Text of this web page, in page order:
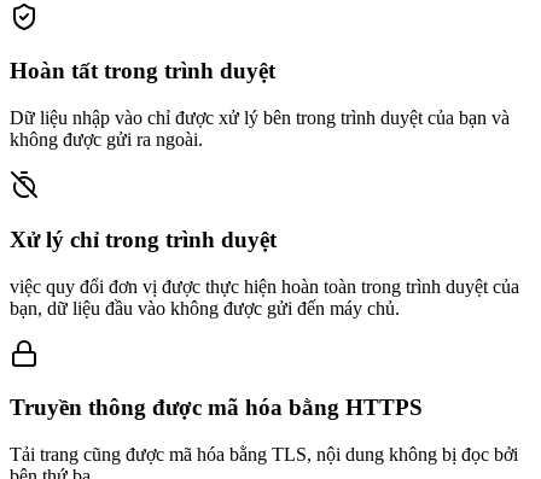
Hoàn tất trong trình duyệt
Dữ liệu nhập vào chỉ được xử lý bên trong trình duyệt của bạn và
không được gửi ra ngoài.
Xử lý chỉ trong trình duyệt
việc quy đổi đơn vị được thực hiện hoàn toàn trong trình duyệt của
bạn, dữ liệu đầu vào không được gửi đến máy chủ.
Truyền thông được mã hóa bằng HTTPS
Tải trang cũng được mã hóa bằng TLS, nội dung không bị đọc bởi